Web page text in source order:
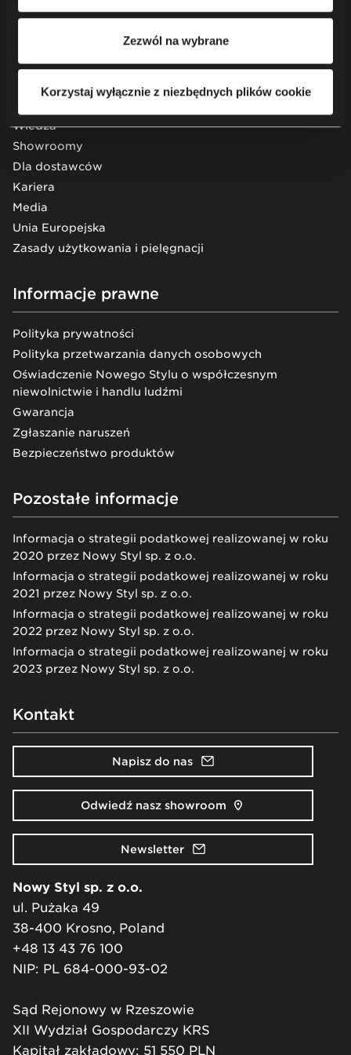
tym o przysługujących Ci uprawnieniach, zachęcamy do
Zezwól na wybrane
Korzystaj wyłącznie z niezbędnych plików cookie
Usługi
O nas
Wiedza
Showroomy
Dla dostawców
Kariera
Media
Unia Europejska
Zasady użytkowania i pielęgnacji
Informacje prawne
Polityka prywatności
Polityka przetwarzania danych osobowych
Oświadczenie Nowego Stylu o współczesnym
niewolnictwie i handlu ludźmi
Gwarancja
Zgłaszanie naruszeń
Bezpieczeństwo produktów
Pozostałe informacje
Informacja o strategii podatkowej realizowanej w roku
2020 przez Nowy Styl sp. z o.o.
Informacja o strategii podatkowej realizowanej w roku
2021 przez Nowy Styl sp. z o.o.
Informacja o strategii podatkowej realizowanej w roku
2022 przez Nowy Styl sp. z o.o.
Informacja o strategii podatkowej realizowanej w roku
2023 przez Nowy Styl sp. z o.o.
Kontakt
Napisz do nas
Odwiedź nasz showroom
Newsletter
Nowy Styl sp. z o.o.
ul. Pużaka 49
38-400 Krosno, Poland
+48 13 43 76 100
NIP: PL 684-000-93-02
Sąd Rejonowy w Rzeszowie
XII Wydział Gospodarczy KRS
Kapitał zakładowy: 51 550 PLN